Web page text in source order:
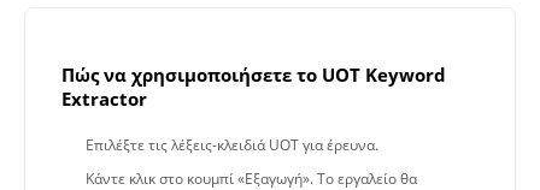
Πώς να χρησιμοποιήσετε το UOT Keyword
Extractor
Επιλέξτε τις λέξεις-κλειδιά UOT για έρευνα.
Κάντε κλικ στο κουμπί «Εξαγωγή». Το εργαλείο θα